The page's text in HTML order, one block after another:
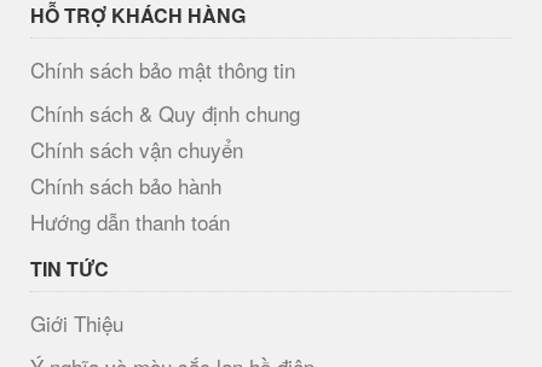
HỖ TRỢ KHÁCH HÀNG
Chính sách bảo mật thông tin
Chính sách & Quy định chung
Chính sách vận chuyển
Chính sách bảo hành
Hướng dẫn thanh toán
TIN TỨC
Giới Thiệu